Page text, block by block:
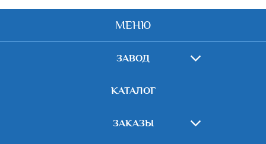
МЕНЮ
ЗАВОД
КАТАЛОГ
ЗАКАЗЫ